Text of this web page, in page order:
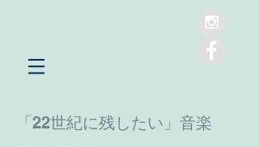
「22世紀に残したい」音楽